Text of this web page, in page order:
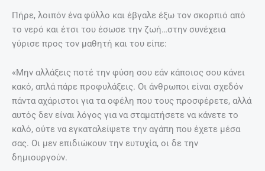
Πήρε, λοιπόν ένα φύλλο και έβγαλε έξω τον σκορπιό από
το νερό και έτσι του έσωσε την ζωή…στην συνέχεια
γύρισε προς τον μαθητή και του είπε:
«Μην αλλάξεις ποτέ την φύση σου εάν κάποιος σου κάνει
κακό, απλά πάρε προφυλάξεις. Οι άνθρωποι είναι σχεδόν
πάντα αχάριστοι για τα οφέλη που τους προσφέρετε, αλλά
αυτός δεν είναι λόγος για να σταματήσετε να κάνετε το
καλό, ούτε να εγκαταλείψετε την αγάπη που έχετε μέσα
σας. Οι μεν επιδιώκουν την ευτυχία, οι δε την
δημιουργούν.